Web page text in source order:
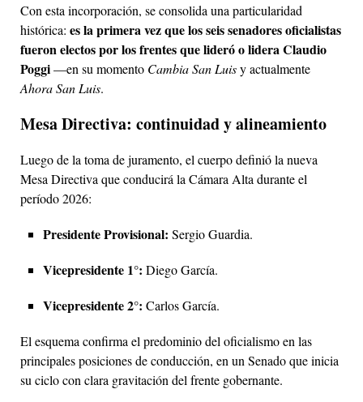
Con esta incorporación, se consolida una particularidad
histórica: es la primera vez que los seis senadores oficialistas
fueron electos por los frentes que lideró o lidera Claudio
Poggi—en su momento Cambia San Luisy actualmente
Ahora San Luis.
Mesa Directiva: continuidad y alineamiento
Luego de la toma de juramento, el cuerpo definió la nueva
Mesa Directiva que conducirá la Cámara Alta durante el
período 2026:
Presidente Provisional: Sergio Guardia.
Vicepresidente 1°: Diego García.
Vicepresidente 2°: Carlos García.
El esquema confirma el predominio del oficialismo en las
principales posiciones de conducción, en un Senado que inicia
su ciclo con clara gravitación del frente gobernante.